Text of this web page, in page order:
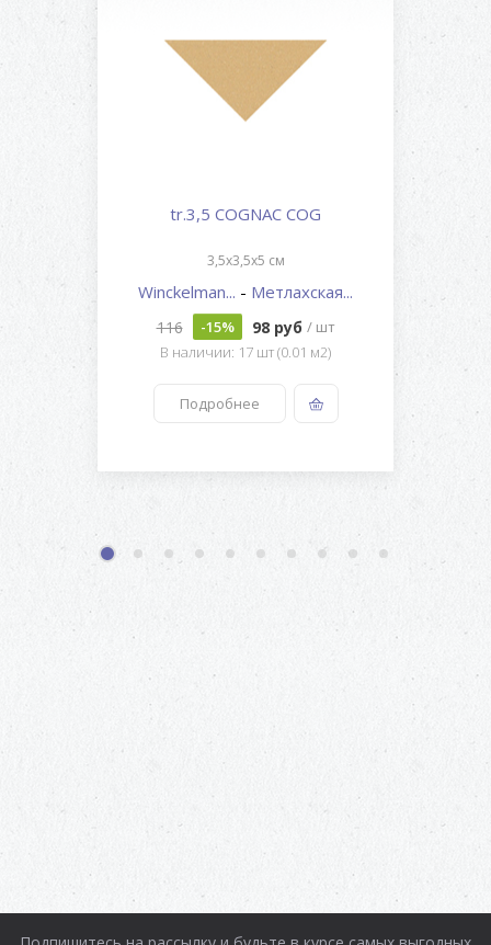
tr.3,5 COGNAC COG
3,5x3,5x5 см
Winckelman... - Метлахская...
116 -15% 98 руб / шт
В наличии: 17 шт (0.01 м2)
Подробнее
1 2 3 4 5 6 7 8 9 10